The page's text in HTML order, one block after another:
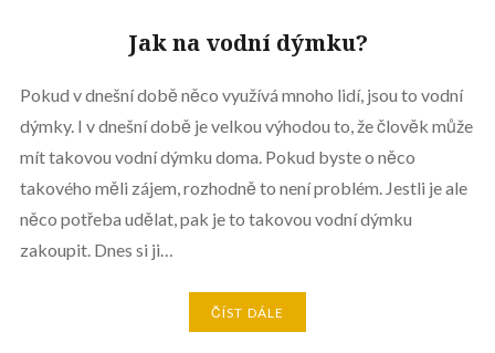
Jak na vodní dýmku?
Pokud v dnešní době něco využívá mnoho lidí, jsou to vodní
dýmky. I v dnešní době je velkou výhodou to, že člověk může
mít takovou vodní dýmku doma. Pokud byste o něco
takového měli zájem, rozhodně to není problém. Jestli je ale
něco potřeba udělat, pak je to takovou vodní dýmku
zakoupit. Dnes si ji…
ČÍST DÁLE